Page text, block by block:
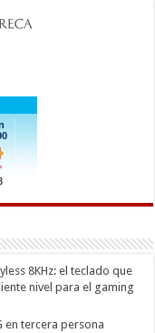
8KHz: el teclado que
nivel para el gaming
en tercera persona